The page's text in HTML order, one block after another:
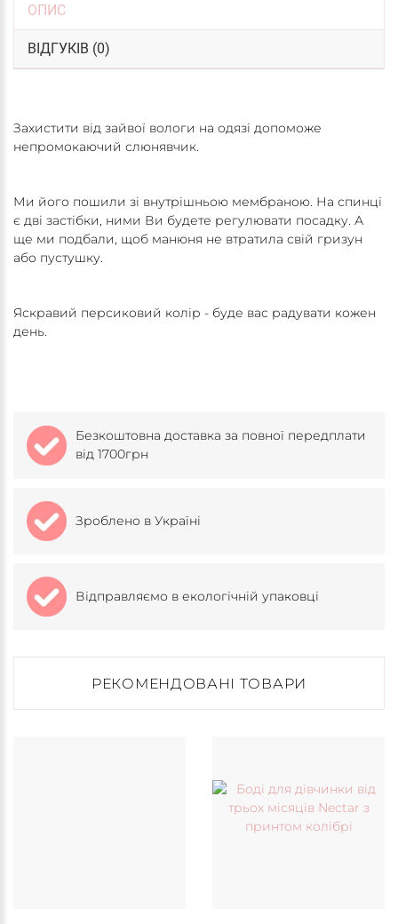
ОПИС
ВІДГУКІВ (0)
Захистити від зайвої вологи на одязі допоможе
непромокаючий слюнявчик.
Ми його пошили зі внутрішньою мембраною. На спинці
є дві застібки, ними Ви будете регулювати посадку. А
ще ми подбали, щоб манюня не втратила свій гризун
або пустушку.
Яскравий персиковий колір - буде вас радувати кожен
день.
Безкоштовна доставка за повної передплати
від 1700грн
Зроблено в Україні
Відправляємо в екологічній упаковці
РЕКОМЕНДОВАНІ ТОВАРИ